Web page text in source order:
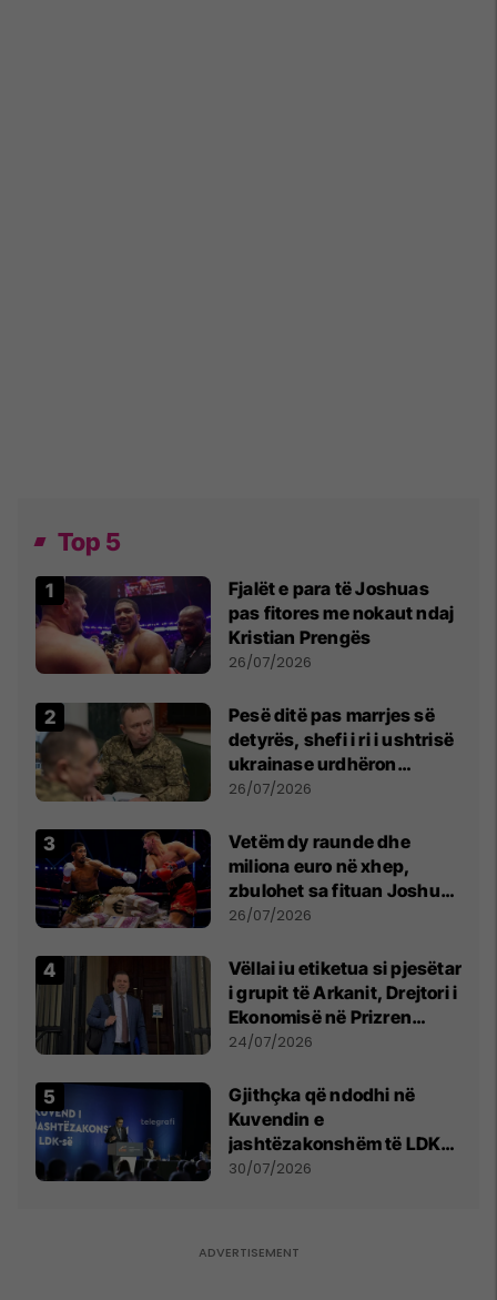
Top 5
Fjalët e para të Joshuas
pas fitores me nokaut ndaj
Kristian Prengës
26/07/2026
Pesë ditë pas marrjes së
detyrës, shefi i ri i ushtrisë
ukrainase urdhëron
kontroll të madh
26/07/2026
Vetëm dy raunde dhe
miliona euro në xhep,
zbulohet sa fituan Joshua
e Prenga
26/07/2026
Vëllai iu etiketua si pjesëtar
i grupit të Arkanit, Drejtori i
Ekonomisë në Prizren
mohon pretendimet
24/07/2026
Gjithçka që ndodhi në
Kuvendin e
jashtëzakonshëm të LDK-
së
30/07/2026